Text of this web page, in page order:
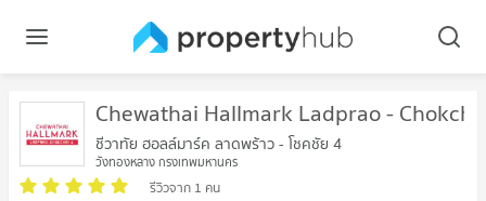
Chewathai Hallmark Ladprao -
ชีวาทัย ฮอลล์มาร์ค ลาดพร้าว - โชคชัย 4
วังทองหลาง กรุงเทพมหานคร
รีวิวจาก 1 คน